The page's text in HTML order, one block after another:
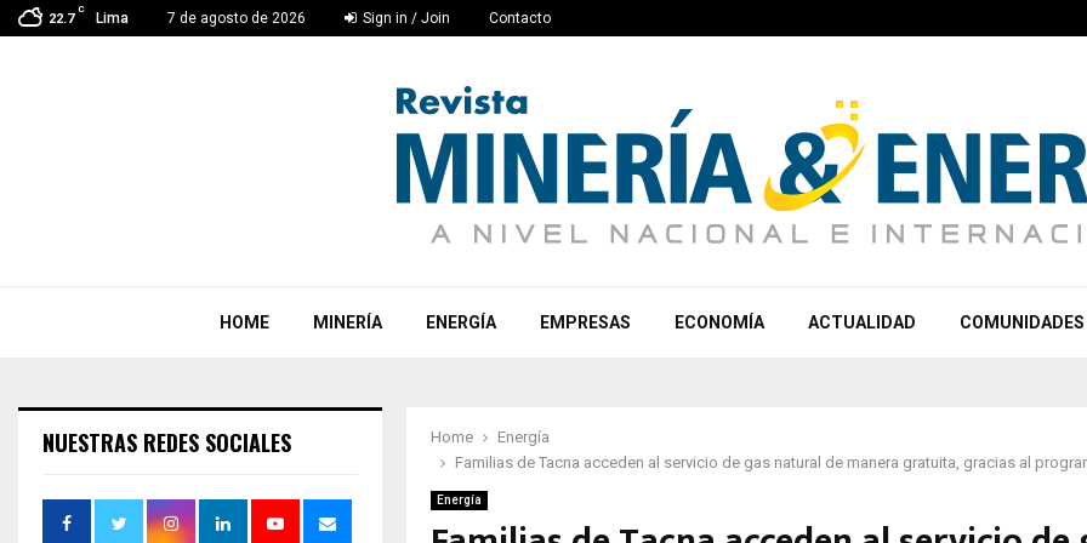
22.7
C
Lima 7 de agosto de 2026 Sign in / Join Contacto
HOME MINERÍA ENERGÍA EMPRESAS ECONOMÍA ACTUALIDAD COMUNIDADES
Home
Energía
Familias de Tacna acceden al servicio de gas natural de manera gratuita, gracias al
Energía
NUESTRAS REDES SOCIALES